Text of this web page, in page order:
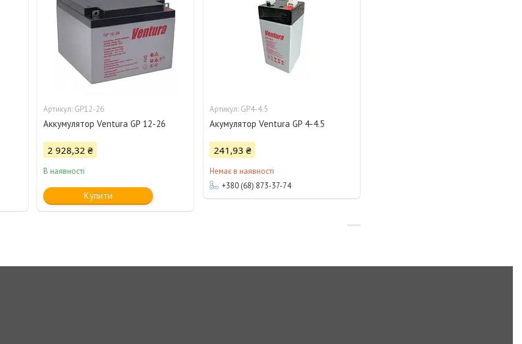
GP12-26
Аккумулятор Ventura GP 12-26
2 928,32 ₴
В наявності
Купити
GP4-4.5
Акумулятор Ventura GP 4-4.5
241,93 ₴
Немає в наявності
+380 (68) 873-37-74